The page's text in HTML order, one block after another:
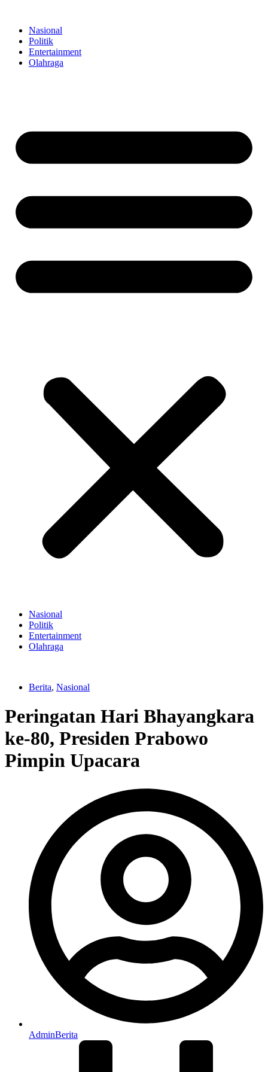
contentNasional
Politik
Entertainment
Olahraga
Nasional
Politik
Entertainment
Olahraga
Berita, Nasional
Peringatan Hari Bhayangkara
ke-80, Presiden Prabowo
Pimpin Upacara
AdminBerita